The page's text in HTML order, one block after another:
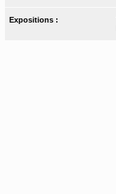
Expositions :